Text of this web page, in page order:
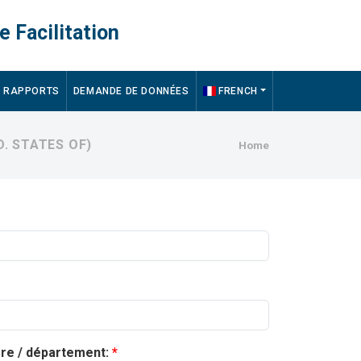
Facilitation
RAPPORTS DEMANDE DE DONNÉES FRENCH
Home
STATES OF)
/ département: